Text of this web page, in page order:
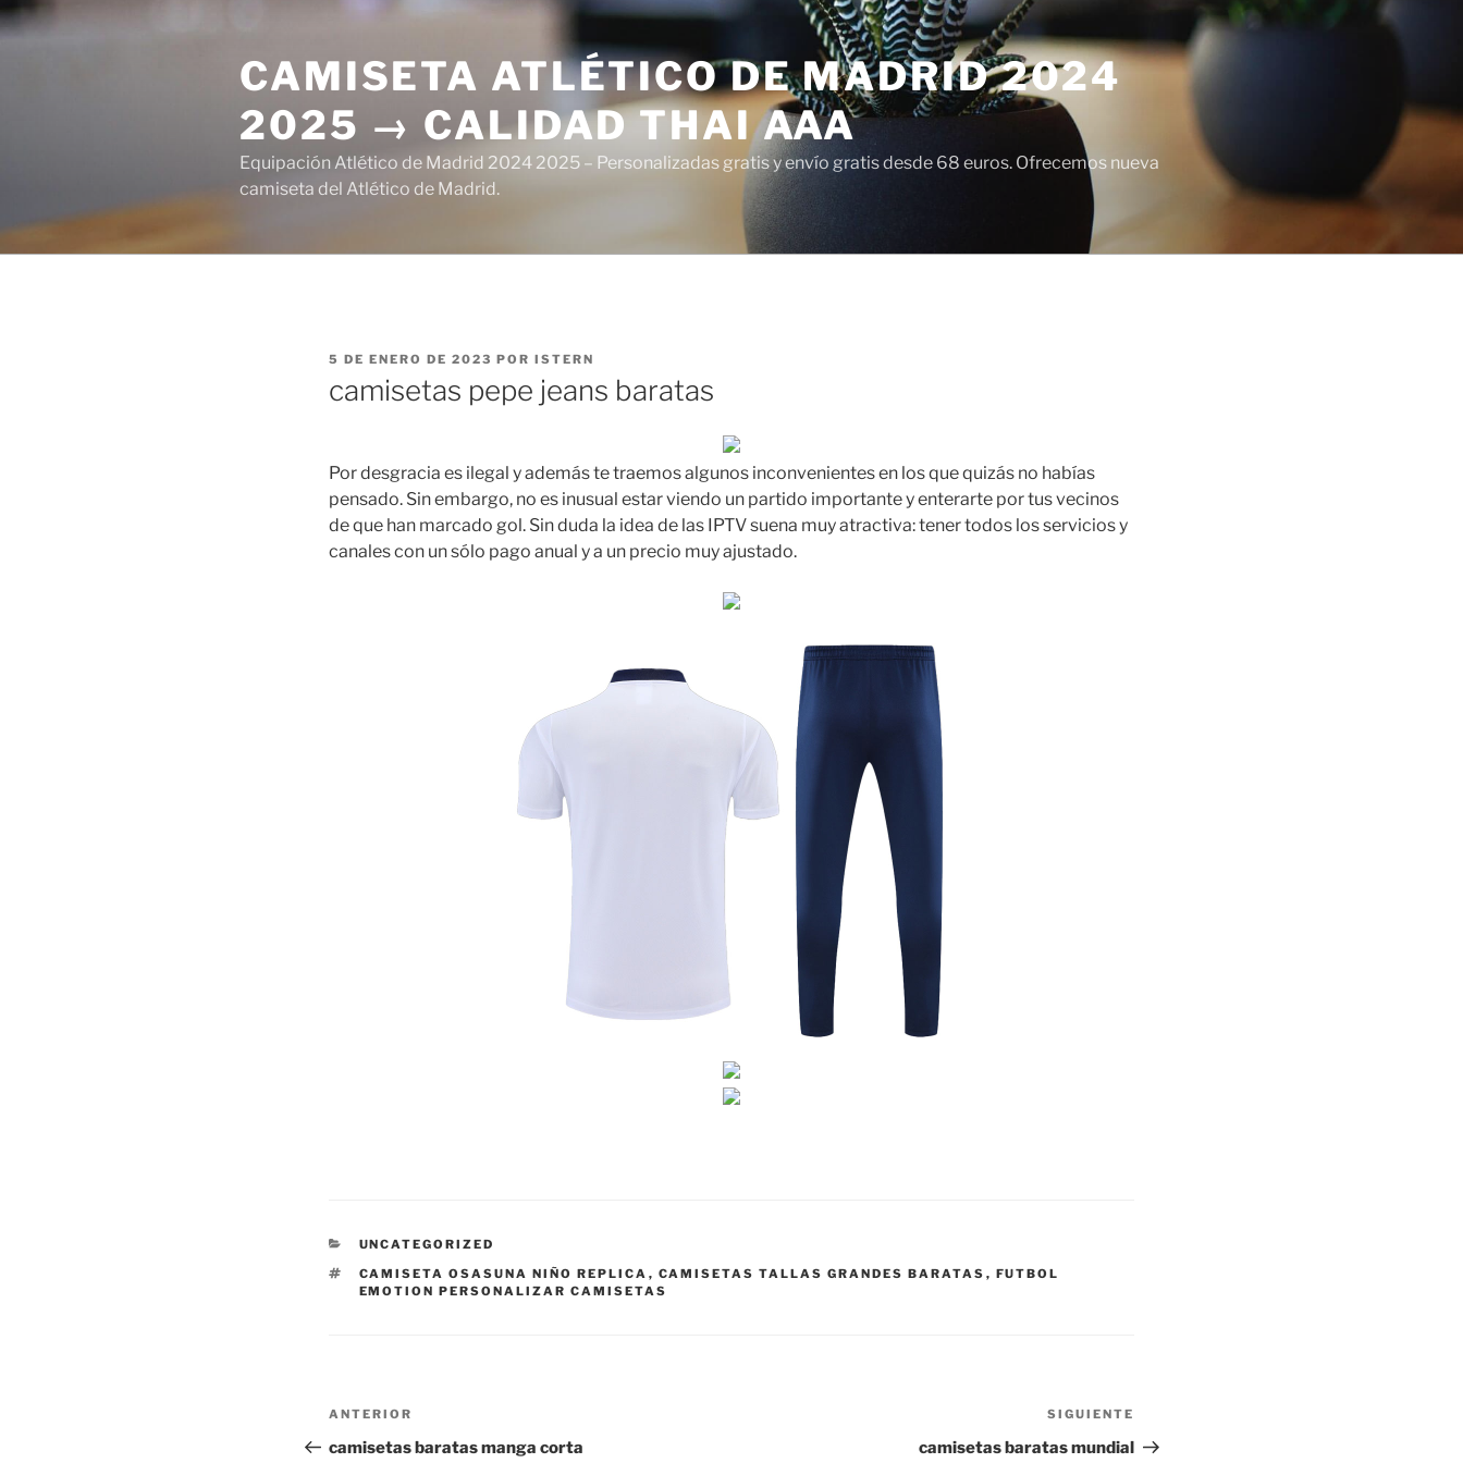
Saltar
al
CAMISETA ATLÉTICO DE MADRID 2024
2025 → CALIDAD THAI AAA
Equipación Atlético de Madrid 2024 2025 – Personalizadas gratis y envío gratis desde 68 euros. Ofrecemos nueva
camiseta del Atlético de Madrid.
PUBLICADO
5 DE ENERO DE 2023 POR ISTERN
camisetas pepe jeans baratas
Por desgracia es ilegal y además te traemos algunos inconvenientes en los que quizás no habías
pensado. Sin embargo, no es inusual estar viendo un partido importante y enterarte por tus vecinos
de que han marcado gol. Sin duda la idea de las IPTV suena muy atractiva: tener todos los servicios y
canales con un sólo pago anual y a un precio muy ajustado.
CATEGORÍAS
UNCATEGORIZED
ETIQUETAS
CAMISETA OSASUNA NIÑO REPLICA , CAMISETAS TALLAS GRANDES BARATAS , FUTBOL
EMOTION PERSONALIZAR CAMISETAS
Navegación
de
Entrada
anterior:
ANTERIOR
camisetas baratas manga corta
entrada
SIGUIENTE
camisetas baratas mundial